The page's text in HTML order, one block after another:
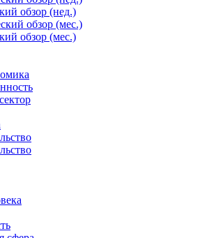
обзор (нед.)
обзор (мес.)
обзор (мес.)